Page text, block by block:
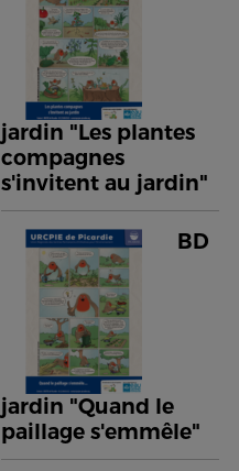
jardin "Les plantes
compagnes
s'invitent au jardin"
BD
jardin "Quand le
paillage s'emmêle"